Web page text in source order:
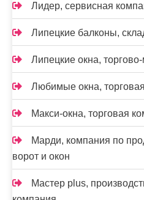
Лидер, сервисная
Липецкие балконы,
Липецкие окна,
Любимые окна,
Макси-окна, торговая
Марди, компания по
ворот и окон
Мастер plus,